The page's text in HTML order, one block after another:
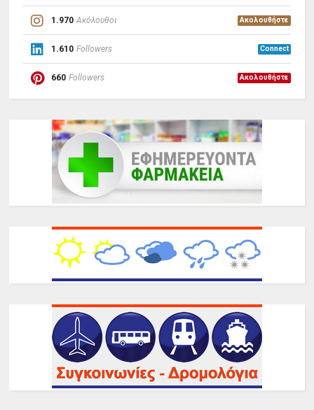
1.970 Ακόλουθοι Ακολουθήστε
1.610 Followers Connect
660 Followers Ακολουθήστε